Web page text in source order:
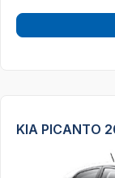
KIA PICANTO